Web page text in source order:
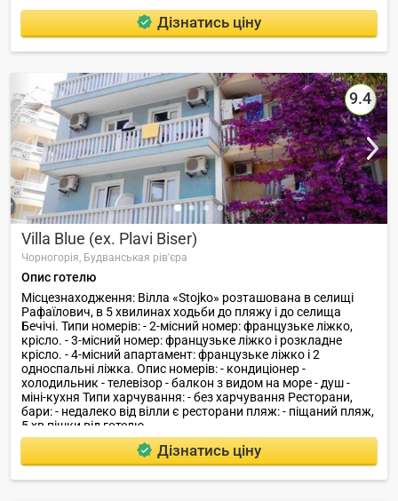
Котор та за 5 км від Старого міста Будви. Відстань до
найближчого аеропорту Тивату становить 13 км.
Дізнатись ціну
9.4
Villa Blue (ex. Plavi Biser)
Чорногорія, Будванськая рів'єра
Опис готелю
Місцезнаходження: Вілла «Stojko» розташована в селищі
Рафаїлович, в 5 хвилинах ходьби до пляжу і до селища
Бечічі. Типи номерів: - 2-місний номер: французьке ліжко,
крісло. - 3-місний номер: французьке ліжко і розкладне
крісло. - 4-місний апартамент: французьке ліжко і 2
односпальні ліжка. Опис номерів: - кондиціонер -
холодильник - телевізор - балкон з видом на море - душ -
міні-кухня Типи харчування: - без харчування Ресторани,
бари: - недалеко від вілли є ресторани пляж: - піщаний пляж,
5 хв пішки від готелю .
Дізнатись ціну